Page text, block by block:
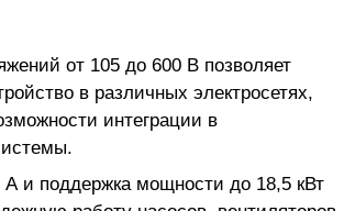
от 105 до 600 В позволяет
в различных электросетях,
интеграции в
А и поддержка мощности до 18,5 кВт